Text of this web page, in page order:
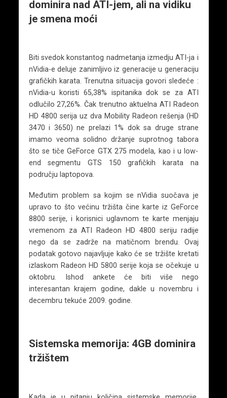
dominira nad ATI-jem, ali na vidiku
je smena moći
Biti svedok konstantog nadmetanja izmedju ATI-ja i
nVidia-e deluje zanimljivo iz generacije u generaciju
grafičkih karata. Trenutna situacija govori sledeće :
nVidia-u koristi 65,38% ispitanika dok se za ATI
odlučilo 27,26%. Čak trenutno aktuelna ATI Radeon
HD 4800 serija uz dva Mobility Radeon rešenja (HD
3470 i 3650) ne prelazi 1% dok sa druge strane
imamo veoma solidno držanje suprotnog tabora
što se tiče GeForce GTX 275 modela, kao i u low-
end segmentu GTS 150 grafičkih karata na
području laptopova.
Međutim problem sa kojim se nVidia suočava je
upravo to što većinu tržišta čine karte iz GeForce
8800 serije, i korisnici uglavnom te karte menjaju
vremenom za ATI Radeon HD 4800 seriju radije
nego da se zadrže na matičnom brendu. Ovaj
podatak gotovo najavljuje kako će se tržište kretati
izlaskom Radeon HD 5800 serije koja se očekuje u
oktobru. Ishod ankete će biti više nego
interesantan krajem godine, dakle u novembru i
decembru tekuće 2009. godine.
Sistemska memorija: 4GB dominira
tržištem